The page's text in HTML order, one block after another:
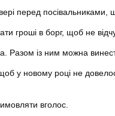
перед посівальниками,
гроші в борг, щоб не
Разом із ним можна
у новому році не
вголос.